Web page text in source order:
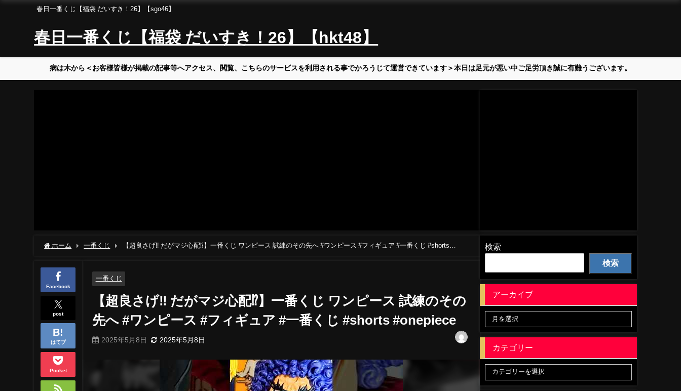
春日一番くじ【福袋 だいすき！26】【sgo46】
春日一番くじ【福袋 だいすき！26】【hkt48】
病は木から＜お客様皆様が掲載の記事等へアクセス、閲覧、こちらのサービスを利用される事でかろうじて運営できています＞本日は足元が悪い中ご足労頂き誠に有難うございます。
ホーム 一番くじ
【超良さげ‼ だがマジ心配⁉】一番くじ ワンピース 試練のその先へ #ワンピース #フィギュア #一番くじ #shorts
Facebook
post
はてブ
Pocket
一番くじ
【超良さげ‼ だがマジ心配⁉】一番くじ ワンピース 試練のその
先へ #ワンピース #フィギュア #一番くじ #shorts #onepiece
2025年5月8日 2025年5月8日
検索
検索
アーカイブ
カテゴリー